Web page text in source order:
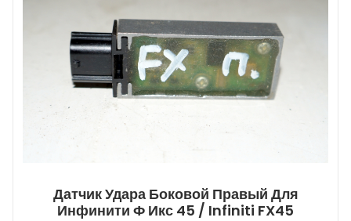
Датчик Удара Боковой Правый Для
Инфинити Ф Икс 45 / Infiniti FX45